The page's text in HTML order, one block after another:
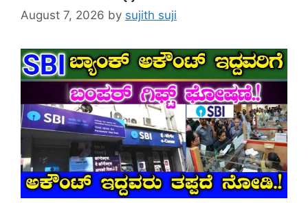
August 7, 2026 by sujith suji